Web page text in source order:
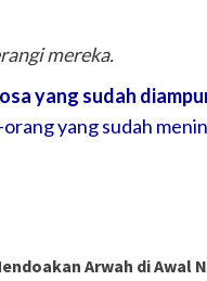
mereka.
yang sudah
yang sudah
Arwah di Awal